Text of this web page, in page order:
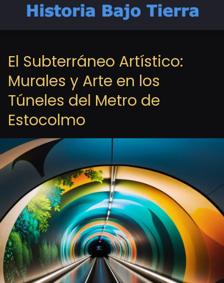
El Subterráneo Artístico:
Murales y Arte en los
Túneles del Metro de
Estocolmo